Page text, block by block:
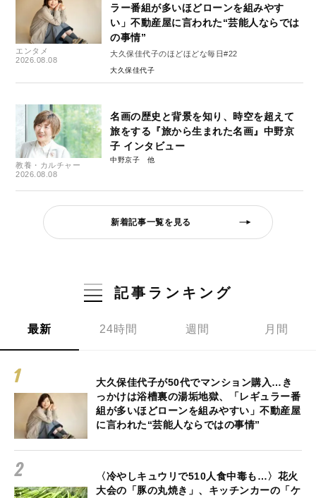
エンタメ
2026.08.08
ラー番組が多いほどローンを組みやす
い」不動産屋に言われた“芸能人ならでは
の事情”
大久保佳代子のほどほどな毎日#22
大久保佳代子
教養・カルチャー
2026.08.08
名画の歴史と背景を知り、時空を超えて
旅をする『旅から生まれた名画』中野京
子 インタビュー
中野京子
新着記事一覧を見る
記事ランキング
最新 24時間 週間 月間
大久保佳代子が50代でマンション購入…き
っかけは浴槽裏の湯垢地獄、「レギュラー番
組が多いほどローンを組みやすい」不動産屋
に言われた“芸能人ならではの事情”
〈冷やしキュウリで510人食中毒も…〉花火
大会の「豚の丸焼き」、キッチンカーの「ケ